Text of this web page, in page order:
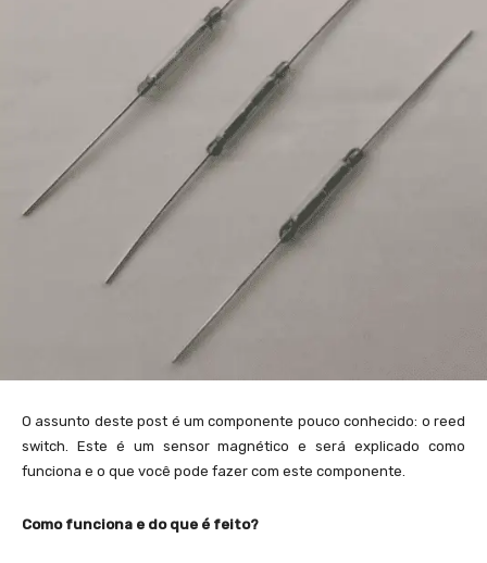
O assunto deste post é um componente pouco conhecido: o reed
switch. Este é um sensor magnético e será explicado como
funciona e o que você pode fazer com este componente.
Como funciona e do que é feito?